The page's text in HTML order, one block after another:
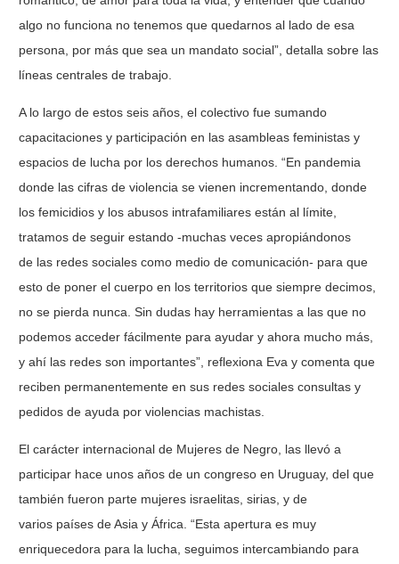
algo no funciona no tenemos que quedarnos al lado de esa
persona, por más que sea un mandato social”, detalla sobre las
líneas centrales de trabajo.
A lo largo de estos seis años, el colectivo fue sumando
capacitaciones y participación en las asambleas feministas y
espacios de lucha por los derechos humanos. “En pandemia
donde las cifras de violencia se vienen incrementando, donde
los femicidios y los abusos intrafamiliares están al límite,
tratamos de seguir estando -muchas veces apropiándonos
de las redes sociales como medio de comunicación- para que
esto de poner el cuerpo en los territorios que siempre decimos,
no se pierda nunca. Sin dudas hay herramientas a las que no
podemos acceder fácilmente para ayudar y ahora mucho más,
y ahí las redes son importantes”, reflexiona Eva y comenta que
reciben permanentemente en sus redes sociales consultas y
pedidos de ayuda por violencias machistas.
El carácter internacional de Mujeres de Negro, las llevó a
participar hace unos años de un congreso en Uruguay, del que
también fueron parte mujeres israelitas, sirias, y de
varios países de Asia y África. “Esta apertura es muy
enriquecedora para la lucha, seguimos intercambiando para